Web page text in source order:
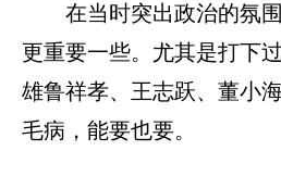
在当时突出政治的氛
更重要一些。尤其是打下
雄鲁祥孝、王志跃、董小
毛病，能要也要。